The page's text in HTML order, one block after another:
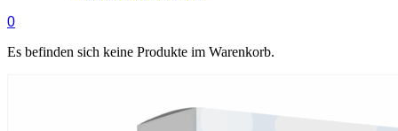
0
Es befinden sich keine Produkte im Warenkorb.